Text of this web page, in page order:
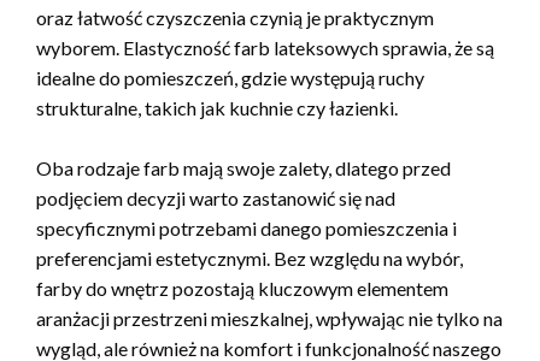
oraz łatwość czyszczenia czynią je praktycznym
wyborem. Elastyczność farb lateksowych sprawia, że są
idealne do pomieszczeń, gdzie występują ruchy
strukturalne, takich jak kuchnie czy łazienki.
Oba rodzaje farb mają swoje zalety, dlatego przed
podjęciem decyzji warto zastanowić się nad
specyficznymi potrzebami danego pomieszczenia i
preferencjami estetycznymi. Bez względu na wybór,
farby do wnętrz pozostają kluczowym elementem
aranżacji przestrzeni mieszkalnej, wpływając nie tylko na
wygląd, ale również na komfort i funkcjonalność naszego